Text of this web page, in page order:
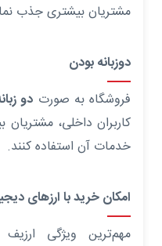
مشتریان بیشتری جذب
دوزبانه بودن
فروشگاه به صورت دو
کاربران داخلی، مشتریان
خدمات آن استفاده کنند.
امکان خرید با ارزهای
مهم‌ترین ویژگی